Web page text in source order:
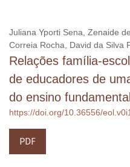
Juliana Yporti Sena, Zenaide
Correia Rocha, David da Silva
Relações família-
de educadores de
do ensino fundamental
https://doi.org/10.36556/
PDF